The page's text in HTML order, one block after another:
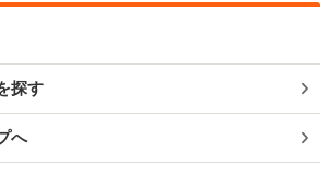
探す
へ